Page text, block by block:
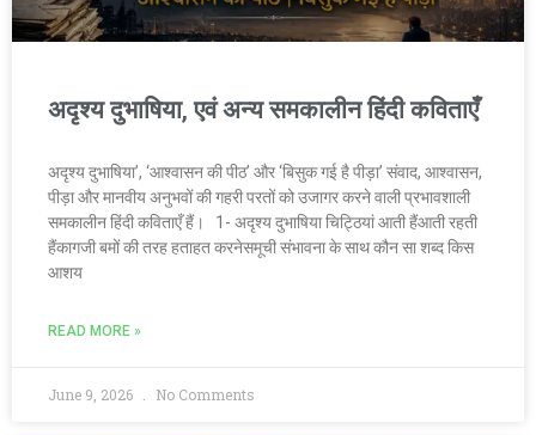
अदृश्य दुभाषिया, एवं अन्य समकालीन हिंदी कविताएँ
अदृश्य दुभाषिया’, ‘आश्वासन की पीठ’ और ‘बिसुक गई है पीड़ा’ संवाद, आश्वासन,
पीड़ा और मानवीय अनुभवों की गहरी परतों को उजागर करने वाली प्रभावशाली
समकालीन हिंदी कविताएँ हैं। 1- अदृश्य दुभाषिया चिट्ठियां आती हैंआती रहती
हैंकागजी बमों की तरह हताहत करनेसमूची संभावना के साथ कौन सा शब्द किस
आशय
READ MORE »
June 9, 2026 No Comments